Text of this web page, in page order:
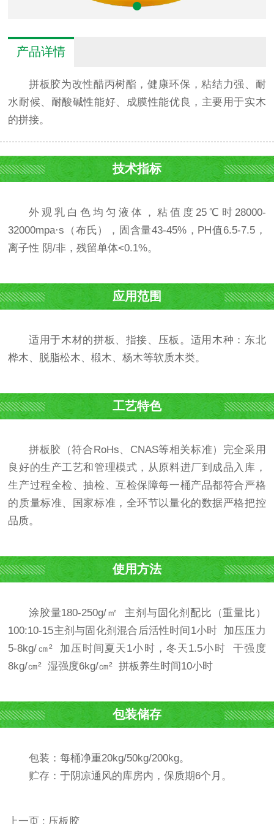
产品详情
拼板胶为改性醋丙树酯，健康环保，粘结力强、耐
水耐候、耐酸碱性能好、成膜性能优良，主要用于实木
的拼接。
技术指标
外观乳白色均匀液体，粘值度25℃时28000-
32000mpa·s（布氏），固含量43-45%，PH值6.5-7.5，
离子性 阴/非，残留单体<0.1%。
应用范围
适用于木材的拼板、指接、压板。适用木种：东北
桦木、脱脂松木、椴木、杨木等软质木类。
工艺特色
拼板胶（符合RoHs、CNAS等相关标准）完全采用
良好的生产工艺和管理模式，从原料进厂到成品入库，
生产过程全检、抽检、互检保障每一桶产品都符合严格
的质量标准、国家标准，全环节以量化的数据严格把控
品质。
使用方法
涂胶量180-250g/㎡ 主剂与固化剂配比（重量比）
100:10-15主剂与固化剂混合后活性时间1小时 加压压力
5-8kg/㎝² 加压时间夏天1小时，冬天1.5小时 干强度
8kg/㎝² 湿强度6kg/㎝² 拼板养生时间10小时
包装储存
包装：每桶净重20kg/50kg/200kg。
贮存：于阴凉通风的库房内，保质期6个月。
上一页 : 压板胶